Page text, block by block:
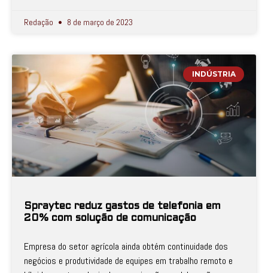
Redação 8 de março de 2023
INDÚSTRIA
Spraytec reduz gastos de telefonia em
20% com solução de comunicação
Empresa do setor agrícola ainda obtém continuidade dos
negócios e produtividade de equipes em trabalho remoto e